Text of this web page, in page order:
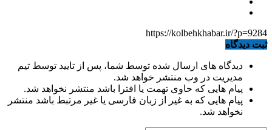
https://kolbehkhabar.ir/?p=9284
ثبت دیدگاه
دیدگاه های ارسال شده توسط شما، پس از تایید توسط تیم
مدیریت در وب منتشر خواهد شد.
پیام هایی که حاوی تهمت یا افترا باشد منتشر نخواهد شد.
پیام هایی که به غیر از زبان فارسی یا غیر مرتبط باشد منتشر
نخواهد شد.